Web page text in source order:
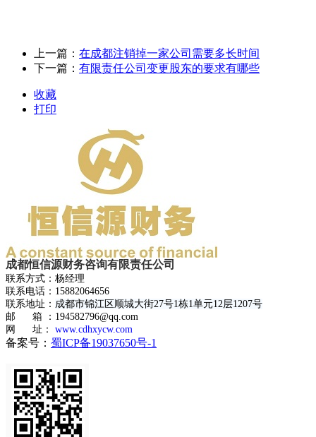
上一篇： 在成都注销掉一家公司需要多长时间
下一篇： 有限责任公司变更股东的要求有哪些
收藏
打印
成都恒信源财务咨询有限责任公司
联系方式：杨经理
联系电话：15882064656
联系地址： 成都市锦江区顺城大街27号1栋1单元12层1207号
邮 箱 ：194582796@qq.com
网 址： www.cdhxycw.com
备案号： 蜀ICP备19037650号-1